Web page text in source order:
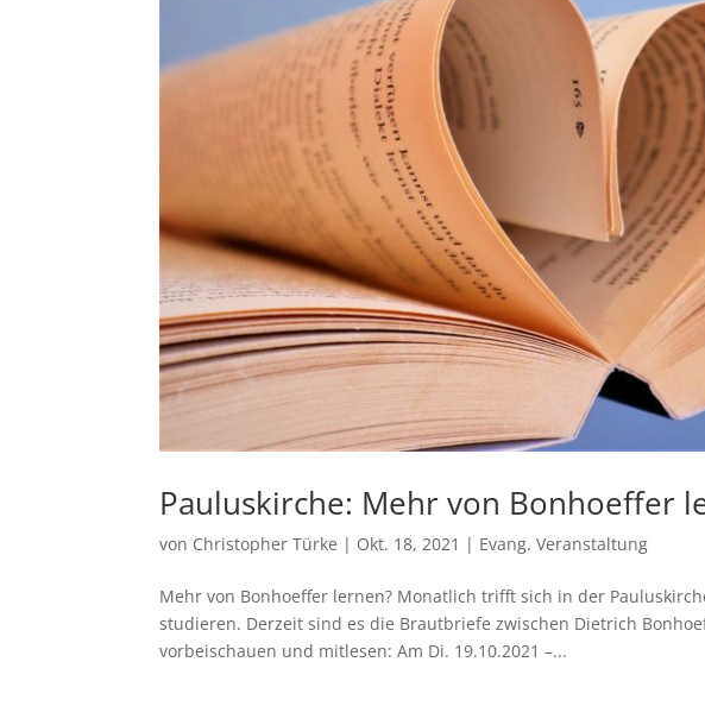
Pauluskirche: Mehr von Bonhoeffer
von Christopher Türke | Okt. 18, 2021 | Evang. Veranstaltung
Mehr von Bonhoeffer lernen? Monatlich trifft sich in der
studieren. Derzeit sind es die Brautbriefe zwischen Dietrich
vorbeischauen und mitlesen: Am Di. 19.10.2021 –...